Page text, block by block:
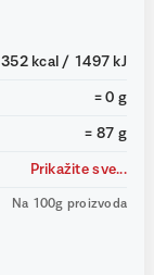
352 kcal / 1497 kJ
= 0 g
= 87 g
Prikažite sve...
Na 100g proizvoda